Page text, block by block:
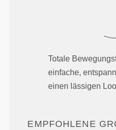
Totale
einfache,
einen lässigen
EMPFOHLENE